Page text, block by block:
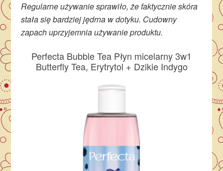
Regularne używanie sprawiło, że faktycznie skóra
stała się bardziej jędrna w dotyku. Cudowny
zapach uprzyjemnia używanie produktu.
Perfecta Bubble Tea Płyn micelarny 3w1
Butterfly Tea, Erytrytol + Dzikie Indygo